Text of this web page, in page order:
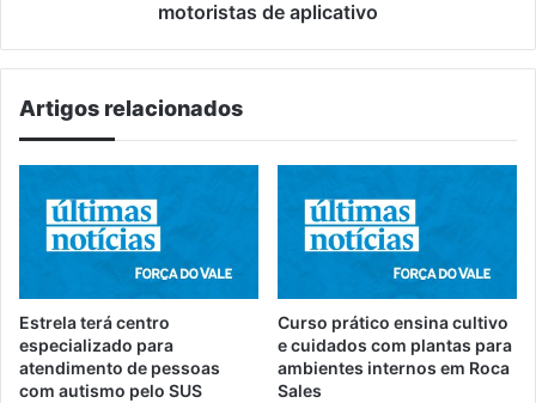
motoristas de aplicativo
Artigos relacionados
Estrela terá centro
especializado para
atendimento de pessoas
com autismo pelo SUS
Curso prático ensina cultivo
e cuidados com plantas para
ambientes internos em Roca
Sales